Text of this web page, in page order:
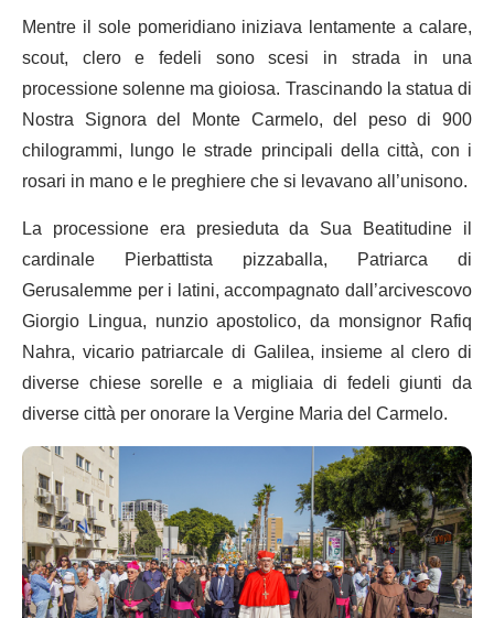
Mentre il sole pomeridiano iniziava lentamente a calare,
scout, clero e fedeli sono scesi in strada in una
processione solenne ma gioiosa. Trascinando la statua di
Nostra Signora del Monte Carmelo, del peso di 900
chilogrammi, lungo le strade principali della città, con i
rosari in mano e le preghiere che si levavano all’unisono.
La processione era presieduta da Sua Beatitudine il
cardinale Pierbattista pizzaballa, Patriarca di
Gerusalemme per i latini, accompagnato dall’arcivescovo
Giorgio Lingua, nunzio apostolico, da monsignor Rafiq
Nahra, vicario patriarcale di Galilea, insieme al clero di
diverse chiese sorelle e a migliaia di fedeli giunti da
diverse città per onorare la Vergine Maria del Carmelo.